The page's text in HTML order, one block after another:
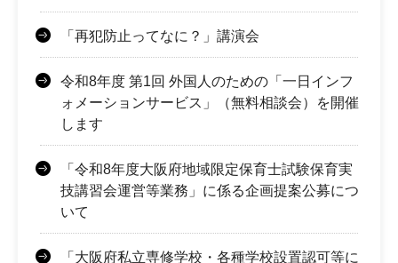
「再犯防止ってなに？」講演会
令和8年度 第1回 外国人のための「一日インフ
ォメーションサービス」（無料相談会）を開催
します
「令和8年度大阪府地域限定保育士試験保育実
技講習会運営等業務」に係る企画提案公募につ
いて
「大阪府私立専修学校・各種学校設置認可等に